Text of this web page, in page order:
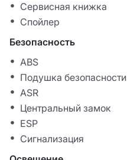
Сервисная книжка
Спойлер
Безопасность
ABS
Подушка безопасности
ASR
Центральный замок
ESP
Сигнализация